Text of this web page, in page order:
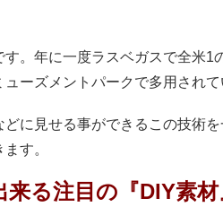
。年に一度ラスベガスで全米
ーズメントパークで多用されて
に見せる事ができるこの技術
す。
る注目の『DIY素材